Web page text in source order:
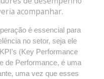
acompanhar.
é essencial para
no setor, seja ele
(Key Performance
de Performance, é uma
uma vez que esses